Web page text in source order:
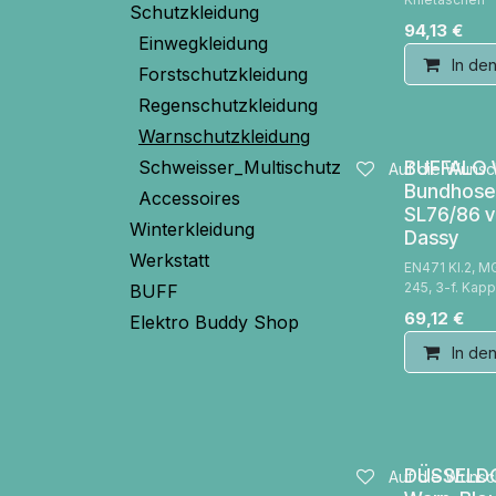
Schutzkleidung
Einwegkleidung
Forstschutzkleidung
Regenschutzkleidung
Warnschutzkleidung
Schweisser_Multischutz
Accessoires
Winterkleidung
Werkstatt
BUFF
Elektro Buddy Shop
94,13 €
In
BUFFALO
Bundhose
SL76/86
Dassy
EN471 Kl.2,
245, 3-f.
69,12 €
In
Auf die
Auf die